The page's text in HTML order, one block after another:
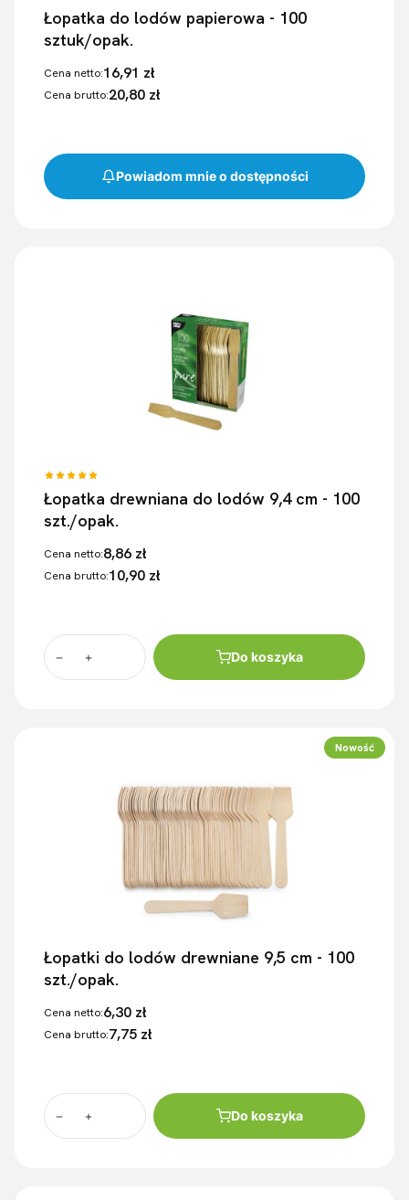
Łopatka do lodów papierowa - 100
sztuk/opak.
Cena netto:16,91 zł
Cena brutto:20,80 zł
Powiadom mnie o dostępności
Łopatka drewniana do lodów 9,4 cm - 100
szt./opak.
Cena netto:8,86 zł
Cena brutto:10,90 zł
Do koszyka
Nowość
Łopatki do lodów drewniane 9,5 cm - 100
szt./opak.
Cena netto:6,30 zł
Cena brutto:7,75 zł
Do koszyka